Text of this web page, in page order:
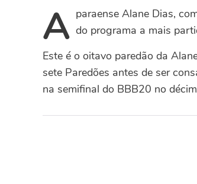
Aparaense Alane Dias,
do programa a mais
Este é o oitavo paredão da
sete Paredões antes de ser
na semifinal do BBB20 no